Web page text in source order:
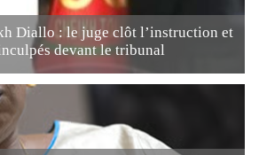
Diallo : le juge clôt l’instruction et
devant le tribunal